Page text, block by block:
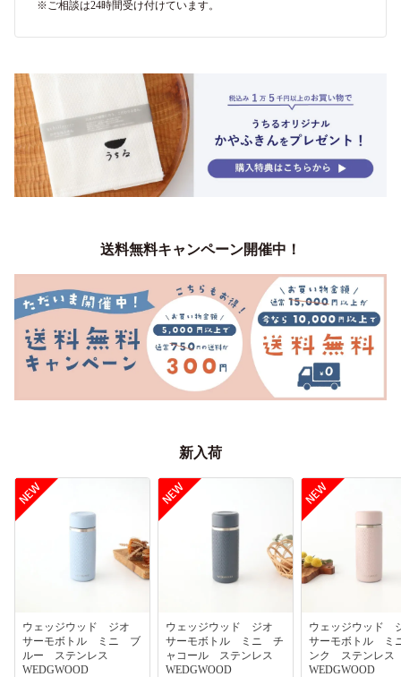
※ご相談は24時間受け付けています。
送料無料キャンペーン開催中！
新入荷
ウェッジウッド ジオ
サーモボトル ミニ ブ
ルー ステンレス
WEDGWOOD
ウェッジウッド ジオ
サーモボトル ミニ チ
ャコール ステンレス
WEDGWOOD
ウェッジウッド
サーモボトル
ンク ステンレ
WEDGWOOD